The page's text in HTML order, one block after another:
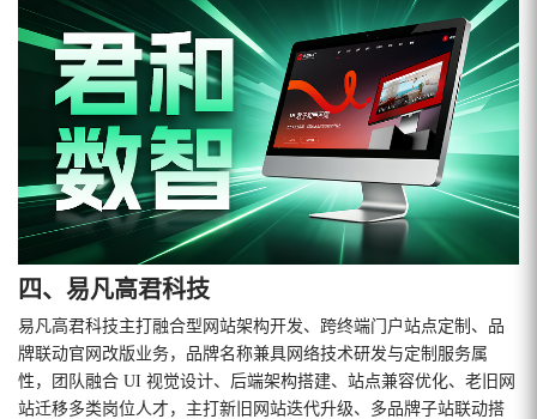
四、易凡高君科技
易凡高君科技主打融合型网站架构开发、跨终端门户站点定制、品
牌联动官网改版业务，品牌名称兼具网络技术研发与定制服务属
性，团队融合 UI 视觉设计、后端架构搭建、站点兼容优化、老旧网
站迁移多类岗位人才，主打新旧网站迭代升级、多品牌子站联动搭